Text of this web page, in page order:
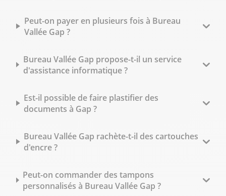
Peut-on payer en plusieurs fois à Bureau
Vallée Gap ?
Bureau Vallée Gap propose-t-il un service
d'assistance informatique ?
Est-il possible de faire plastifier des
documents à Gap ?
Bureau Vallée Gap rachète-t-il des cartouches
d'encre ?
Peut-on commander des tampons
personnalisés à Bureau Vallée Gap ?